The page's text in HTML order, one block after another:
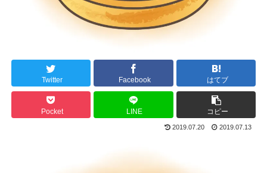
Twitter Facebook はてブ
Pocket LINE コピー
2019.07.20 2019.07.13